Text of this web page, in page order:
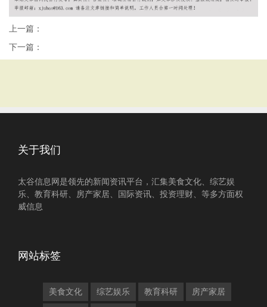
上一篇：
下一篇：
关于我们
太谷信息网是领先的新闻资讯平台，汇集美食文化、综艺娱
乐、教育科研、房产家居、国际资讯、投资理财、等多方面权
威信息
网站标签
美食文化 综艺娱乐 教育科研 房产家居